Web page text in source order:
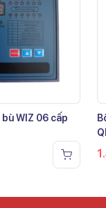
WIZ 06 cấp